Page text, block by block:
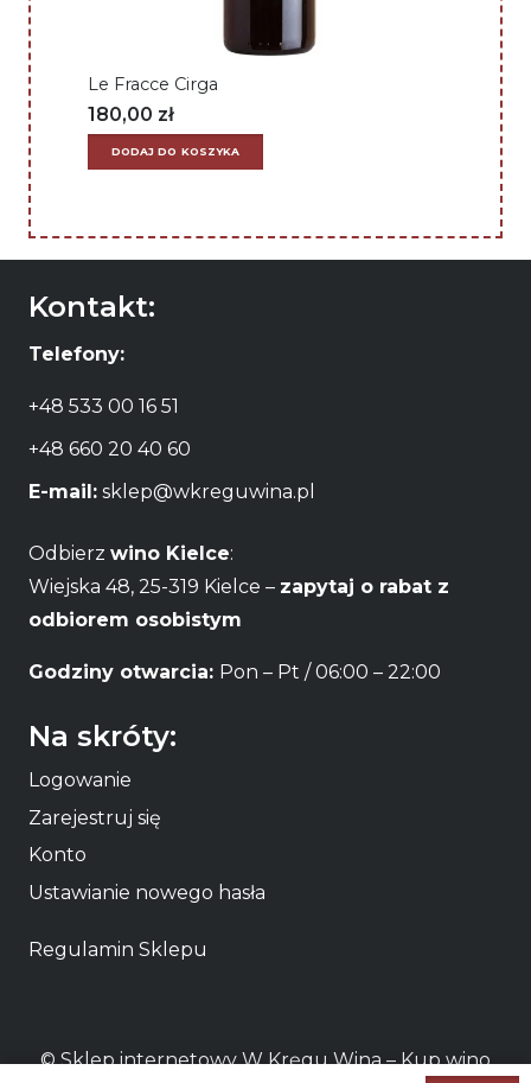
Le Fracce Cirga
180,00 zł
DODAJ DO KOSZYKA
Kontakt:
Telefony:
+48 533 00 16 51
+48 660 20 40 60
E-mail: sklep@wkreguwina.pl
Odbierz wino Kielce:
Wiejska 48, 25-319 Kielce – zapytaj o rabat z
odbiorem osobistym
Godziny otwarcia: Pon – Pt / 06:00 – 22:00
Na skróty:
Logowanie
Zarejestruj się
Konto
Ustawianie nowego hasła
Regulamin Sklepu
© Sklep internetowy W Kręgu Wina – Kupwino